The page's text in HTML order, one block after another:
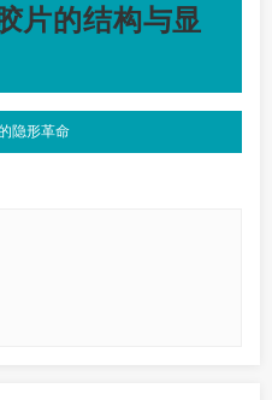
片的结构与显
隐形革命